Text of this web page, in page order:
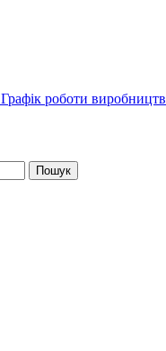
Графік роботи виробництв